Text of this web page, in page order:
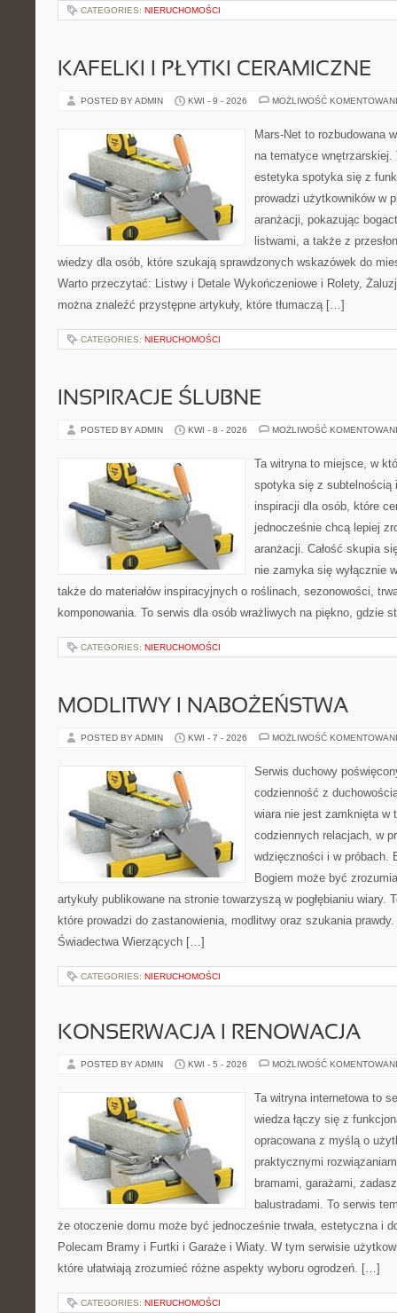
CATEGORIES: NIERUCHOMOŚCI
KAFELKI I PŁYTKI CERAMICZNE
POSTED BY ADMIN KWI - 9 - 2026 MOŻLIWOŚĆ
Mars-Net to rozbudowana
na tematyce
estetyka spotyka się z
prowadzi użytkowników w
aranżacji, pokazując
listwami, a także z
wiedzy dla osób, które szukają sprawdzonych wskazówek do
Warto przeczytać: Listwy i Detale Wykończeniowe i Rolety,
można znaleźć przystępne artykuły, które tłumaczą […]
CATEGORIES: NIERUCHOMOŚCI
INSPIRACJE ŚLUBNE
POSTED BY ADMIN KWI - 8 - 2026 MOŻLIWOŚĆ
Ta witryna to miejsce, w
spotyka się z subtelnością
inspiracji dla osób, które
jednocześnie chcą lepiej
aranżacji. Całość skupia
nie zamyka się wyłącznie
także do materiałów inspiracyjnych o roślinach, sezonowości,
komponowania. To serwis dla osób wrażliwych na piękno, gdzie
CATEGORIES: NIERUCHOMOŚCI
MODLITWY I NABOŻEŃSTWA
POSTED BY ADMIN KWI - 7 - 2026 MOŻLIWOŚĆ
Serwis duchowy
codzienność z
wiara nie jest zamknięta w
codziennych relacjach, w
wdzięczności i w próbach.
Bogiem może być
artykuły publikowane na stronie towarzyszą w pogłębianiu wiary.
które prowadzi do zastanowienia, modlitwy oraz szukania
Świadectwa Wierzących […]
CATEGORIES: NIERUCHOMOŚCI
KONSERWACJA I RENOWACJA
POSTED BY ADMIN KWI - 5 - 2026 MOŻLIWOŚĆ
Ta witryna internetowa to
wiedza łączy się z
opracowana z myślą o
praktycznymi
bramami, garażami,
balustradami. To serwis
że otoczenie domu może być jednocześnie trwała, estetyczna i
Polecam Bramy i Furtki i Garaże i Wiaty. W tym serwisie
które ułatwiają zrozumieć różne aspekty wyboru ogrodzeń. […]
CATEGORIES: NIERUCHOMOŚCI